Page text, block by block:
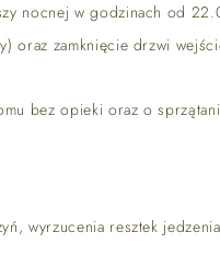
nocnej w godzinach od
oraz zamknięcie drzwi
bez opieki oraz o
wyrzucenia resztek